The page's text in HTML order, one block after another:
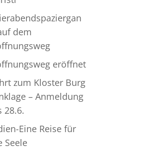
dem
eröffnet
zum Kloster Burg
– Anmeldung
28.6.
Eine Reise für
Seele